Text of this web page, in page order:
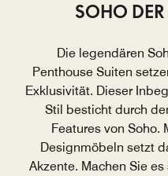
SOHO DER
Die legendären
Penthouse Suiten
Exklusivität. Dieser
Stil besticht durch
Features von Soho.
Designmöbeln setzt
Akzente. Machen Sie